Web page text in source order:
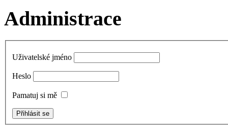
Administrace
Uživatelské jméno
Heslo
Pamatuj si mě